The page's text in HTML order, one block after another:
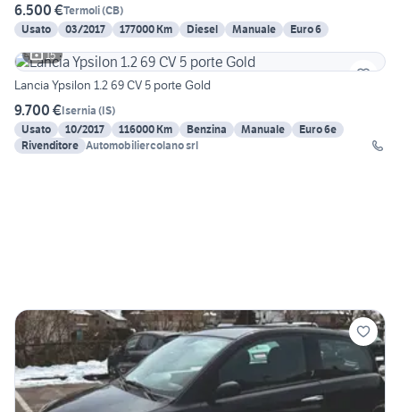
6.500 €Termoli(CB)
Usato
03/2017 177000 Km Diesel Manuale
Euro 6
15
Lancia Ypsilon 1.2 69 CV 5 porte Gold
9.700 €Isernia (IS)
Usato
10/2017 116000 Km Benzina Manuale
Euro 6e
Rivenditore Automobiliercolano srl